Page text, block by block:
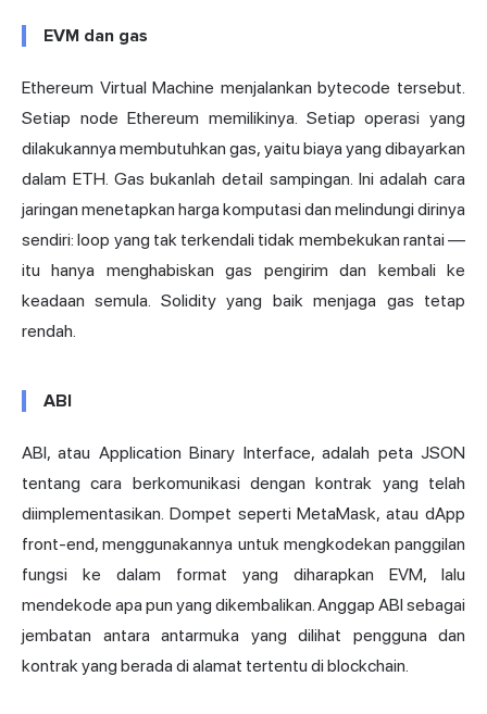
EVM dan gas
Ethereum Virtual Machine menjalankan bytecode tersebut.
Setiap node Ethereum memilikinya. Setiap operasi yang
dilakukannya membutuhkan gas, yaitu biaya yang dibayarkan
dalam ETH. Gas bukanlah detail sampingan. Ini adalah cara
jaringan menetapkan harga komputasi dan melindungi dirinya
sendiri: loop yang tak terkendali tidak membekukan rantai —
itu hanya menghabiskan gas pengirim dan kembali ke
keadaan semula. Solidity yang baik menjaga gas tetap
rendah.
ABI
ABI, atau Application Binary Interface, adalah peta JSON
tentang cara berkomunikasi dengan kontrak yang telah
diimplementasikan. Dompet seperti MetaMask, atau dApp
front-end, menggunakannya untuk mengkodekan panggilan
fungsi ke dalam format yang diharapkan EVM, lalu
mendekode apa pun yang dikembalikan. Anggap ABI sebagai
jembatan antara antarmuka yang dilihat pengguna dan
kontrak yang berada di alamat tertentu di blockchain.